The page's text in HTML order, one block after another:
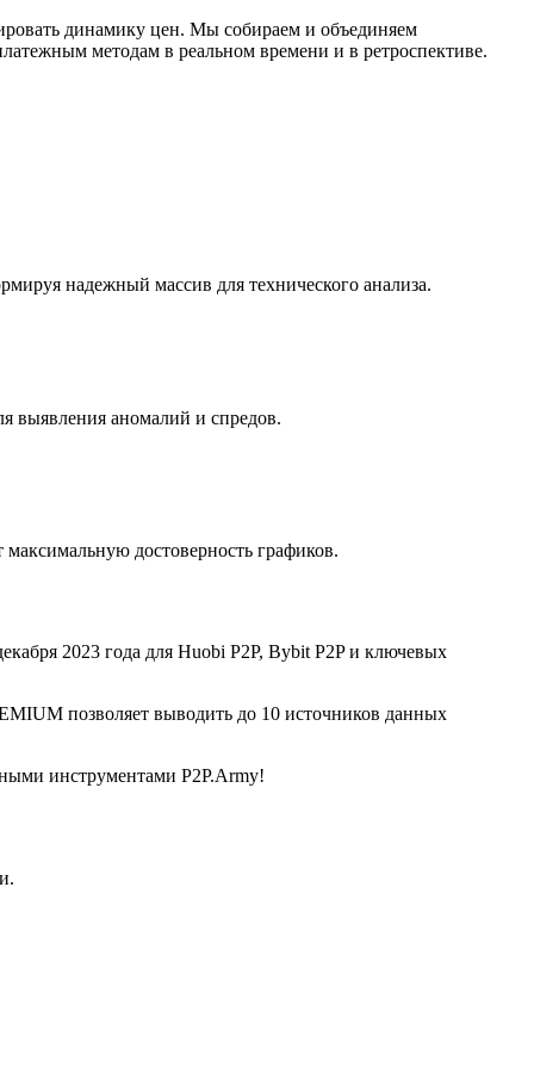
динамику цен. Мы собираем и объединяем
методам в реальном времени и в ретроспективе.
надежный массив для технического анализа.
выявления аномалий и спредов.
достоверность графиков.
2023 года для Huobi P2P, Bybit P2P и ключевых
позволяет выводить до 10 источников данных
инструментами P2P.Army!